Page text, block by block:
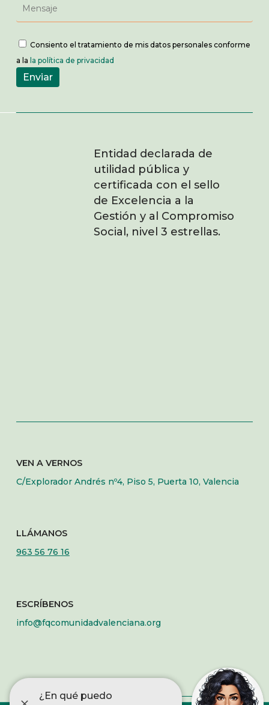
Consiento el tratamiento de mis datos personales conforme
a la la política de privacidad
Entidad declarada de
utilidad pública y
certificada con el sello
de Excelencia a la
Gestión y al Compromiso
Social, nivel 3 estrellas.
VEN A VERNOS
C/Explorador Andrés nº4, Piso 5, Puerta 10, Valencia
LLÁMANOS
963 56 76 16
ESCRÍBENOS
info@fqcomunidadvalenciana.org